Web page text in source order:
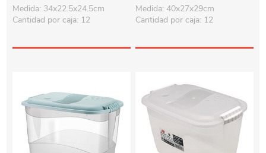
Medida: 34x22.5x24.5cm
Cantidad por caja: 12
Medida: 40x27x29cm
Cantidad por caja: 12